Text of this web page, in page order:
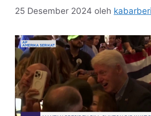
25 Desember 2024 oleh